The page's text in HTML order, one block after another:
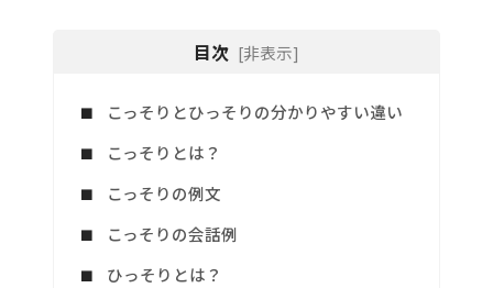
目次 [非表示]
こっそりとひっそりの分かりやすい違い
こっそりとは？
こっそりの例文
こっそりの会話例
ひっそりとは？